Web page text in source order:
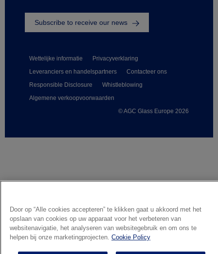
© AGC Glass Europe 2026
Wettelijke informatie
Privacyverklaring
Leveranciers en handelspartners
Contacteer ons
Responsible Disclosure
Whistleblowing
Algemene verkoopvoorwaarden
Subscribe to receive our news
Door op “Alle cookies accepteren” te klikken gaat u akkoord met het
opslaan van cookies op uw apparaat voor het verbeteren van
websitenavigatie, het analyseren van websitegebruik en om ons te
helpen bij onze marketingprojecten. Cookie Policy